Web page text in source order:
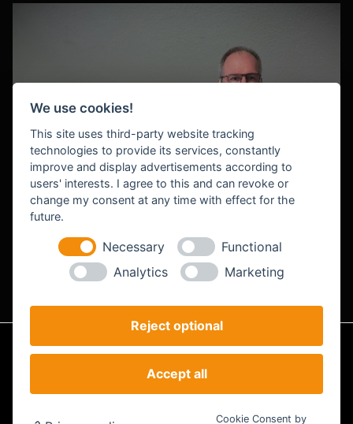
CEO & Projektmanagement
Datenschutz
© STEILSTARTER - Powered by STEILSTARTER |
Cookie-Einstellungen
We use cookies!
This site uses third-party website tracking
technologies to provide its services, constantly
improve and display advertisements according to
users' interests. I agree to this and can revoke or
change my consent at any time with effect for the
future.
Necessary
Functional
Analytics
Marketing
Reject optional
Accept all
Cookie Consent by